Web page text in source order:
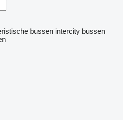
bussen intercity bussen